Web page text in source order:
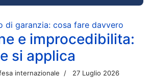
di garanzia: cosa fare davvero
e improcedibilita:
si applica
internazionale 27 Luglio 2026